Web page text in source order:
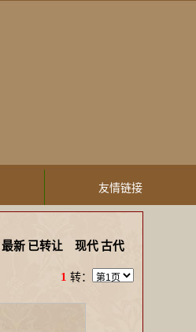
友情链接
最新 已转让 现代 古代
1 转：